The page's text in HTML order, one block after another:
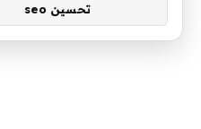
تحسين seo